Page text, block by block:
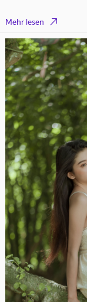
Mehr lesen 